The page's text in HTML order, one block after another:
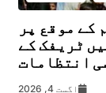
کے موقع پر
ٹریفک کے
انتظامات
اگست 4, 2026